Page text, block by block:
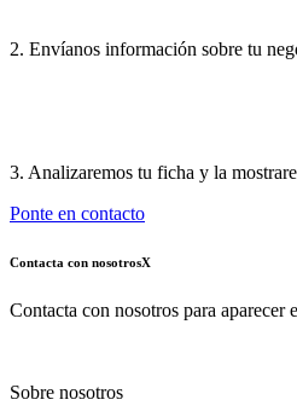
2. Envíanos información sobre tu
3. Analizaremos tu ficha y la
Ponte en contacto
Contacta con nosotrosX
Contacta con nosotros para aparecer
Sobre nosotros